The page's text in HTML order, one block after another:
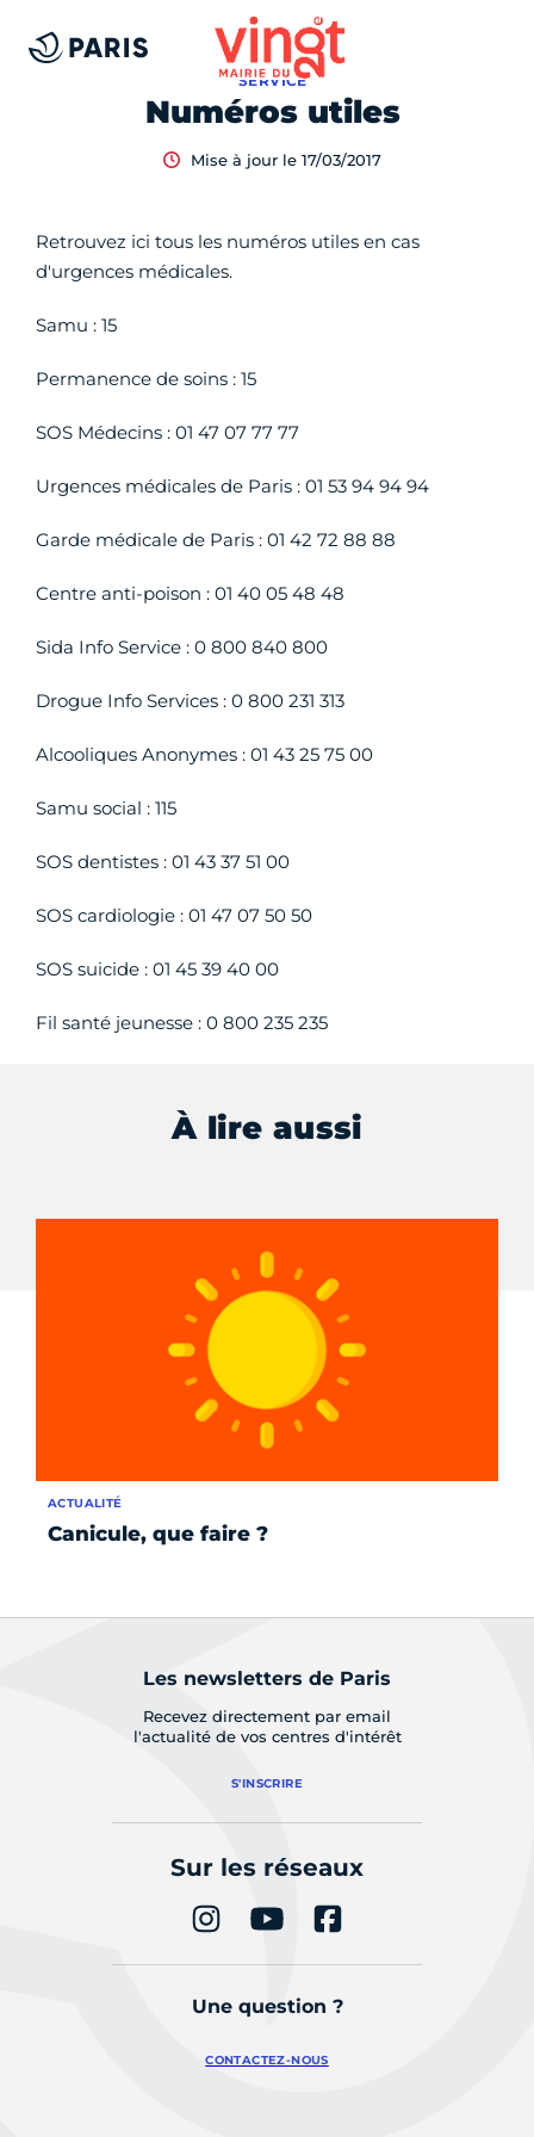
Numéros utiles
SERVICE
Mise à jour le 17/03/2017
Retrouvez ici tous les numéros utiles en cas
d'urgences médicales.
Samu : 15
Permanence de soins : 15
SOS Médecins : 01 47 07 77 77
Urgences médicales de Paris : 01 53 94 94 94
Garde médicale de Paris : 01 42 72 88 88
Centre anti-poison : 01 40 05 48 48
Sida Info Service : 0 800 840 800
Drogue Info Services : 0 800 231 313
Alcooliques Anonymes : 01 43 25 75 00
Samu social : 115
SOS dentistes : 01 43 37 51 00
SOS cardiologie : 01 47 07 50 50
SOS suicide : 01 45 39 40 00
Fil santé jeunesse : 0 800 235 235
À lire aussi
Canicule, que faire ?
ACTUALITÉ
Les newsletters de Paris
Recevez directement par email
l'actualité de vos centres d'intérêt
S'INSCRIRE
Sur les réseaux
Une question ?
CONTACTEZ-NOUS